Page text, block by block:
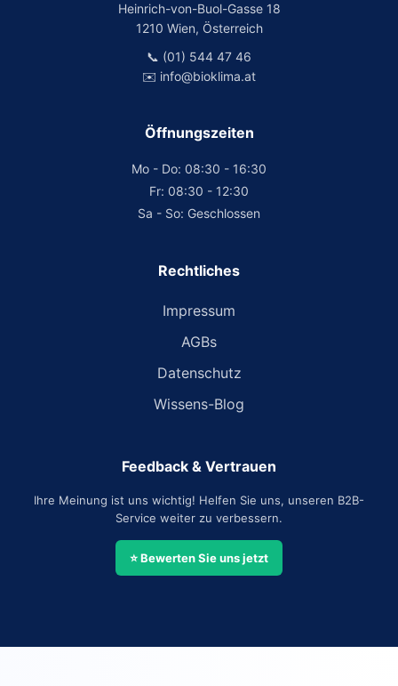
Heinrich-von-Buol-Gasse 18
1210 Wien, Österreich
📞 (01) 544 47 46
✉️ info@bioklima.at
Öffnungszeiten
Mo - Do: 08:30 - 16:30
Fr: 08:30 - 12:30
Sa - So: Geschlossen
Rechtliches
Impressum
AGBs
Datenschutz
Wissens-Blog
Feedback & Vertrauen
Ihre Meinung ist uns wichtig! Helfen Sie uns, unseren B2B-
Service weiter zu verbessern.
⭐ Bewerten Sie uns jetzt